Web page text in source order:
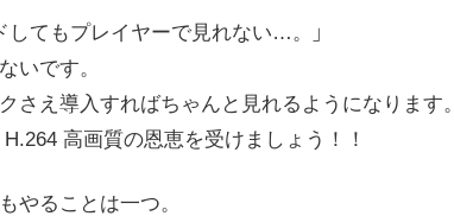
してもプレイヤーで見れない…。」
いです。
さえ導入すればちゃんと見れるようになります。
高画質の恩恵を受けましょう！！
やることは一つ。